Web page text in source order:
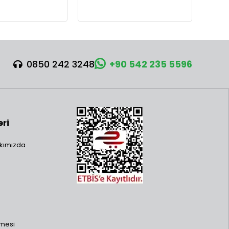
0850 242 3248 +90 542 235 5596